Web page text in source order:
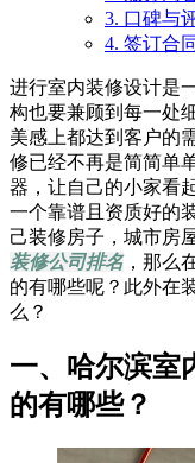
3. 口碑与
4. 签订合同
进行室内装修设计是
构也要兼顾到每一处
美感上都达到客户的
修已经不再是简简单
器，让自己的小家看
一个靠谱且资质好的
己装修房子，城市房
装修公司排名，那么
的有哪些呢？此外在
么？
一、哈尔滨室
的有哪些？